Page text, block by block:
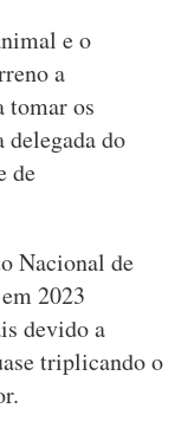
e o
a
tomar os
delegada do
de
Nacional de
2023
devido a
triplicando o